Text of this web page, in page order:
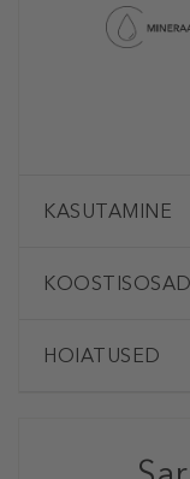
KASUTAMINE
KOOSTISOSAD
HOIATUSED